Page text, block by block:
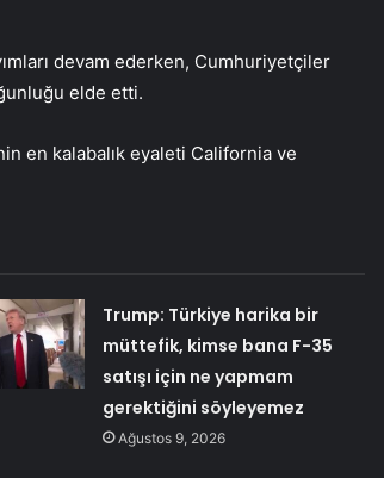
devam ederken, Cumhuriyetçiler
elde etti.
en kalabalık eyaleti California ve
Trump: Türkiye harika bir
müttefik, kimse bana F-35
satışı için ne yapmam
gerektiğini söyleyemez
Ağustos 9, 2026